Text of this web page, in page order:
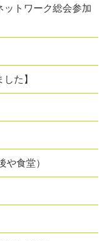
ットワーク総会参加
た】
や食堂）